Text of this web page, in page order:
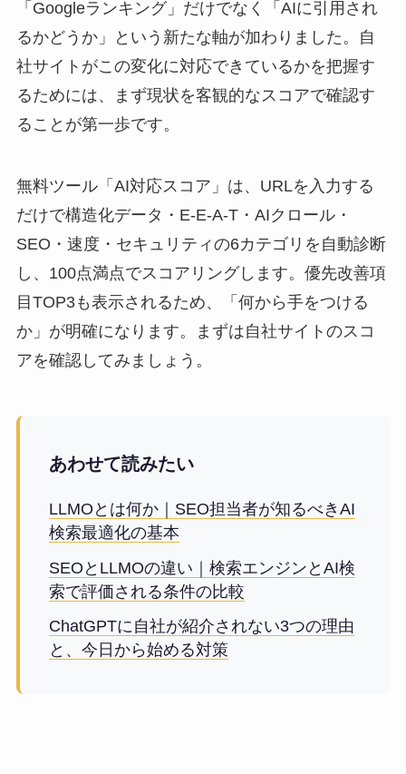
「Googleランキング」だけでなく「AIに引用され
るかどうか」という新たな軸が加わりました。自
社サイトがこの変化に対応できているかを把握す
るためには、まず現状を客観的なスコアで確認す
ることが第一歩です。
無料ツール「AI対応スコア」は、URLを入力する
だけで構造化データ・E-E-A-T・AIクロール・
SEO・速度・セキュリティの6カテゴリを自動診断
し、100点満点でスコアリングします。優先改善項
目TOP3も表示されるため、「何から手をつける
か」が明確になります。まずは自社サイトのスコ
アを確認してみましょう。
あわせて読みたい
LLMOとは何か｜SEO担当者が知るべきAI
検索最適化の基本
SEOとLLMOの違い｜検索エンジンとAI検
索で評価される条件の比較
ChatGPTに自社が紹介されない3つの理由
と、今日から始める対策